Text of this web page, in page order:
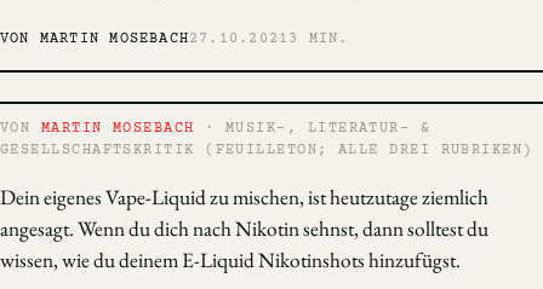
VON MARTIN MOSEBACH27.10.2021 3 MIN.
VON MARTIN MOSEBACH
· MUSIK-, LITERATUR- &
GESELLSCHAFTSKRITIK (FEUILLETON; ALLE DREI RUBRIKEN)
Dein eigenes Vape-Liquid zu mischen, ist heutzutage ziemlich
angesagt. Wenn du dich nach Nikotin sehnst, dann solltest du
wissen, wie du deinem E-Liquid Nikotinshots hinzufügst.